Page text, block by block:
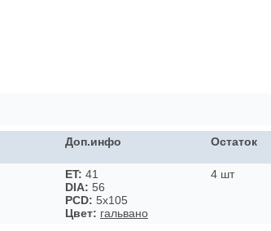
Доп.инфо Остаток
ET: 41
DIA: 56
PCD: 5x105
Цвет: гальвано
4 шт